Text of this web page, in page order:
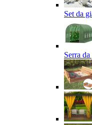
Set da
Serra